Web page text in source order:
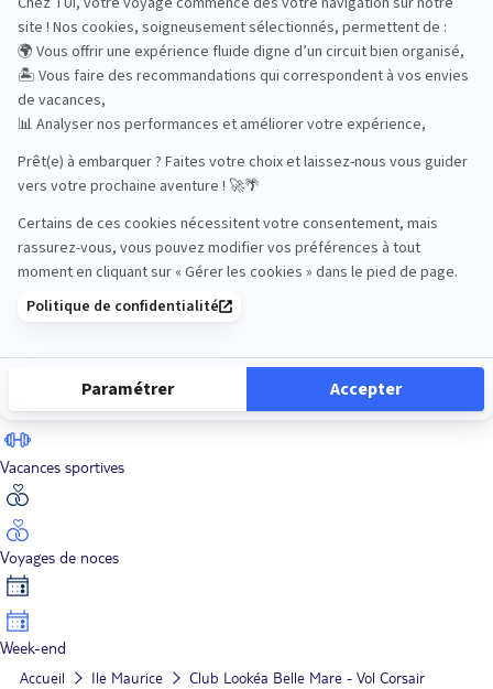
Road Trips
Safari
Sénior
Vacances sportives
Voyages de noces
Week-end
Accueil Ile Maurice Club Lookéa Belle Mare - Vol Corsair